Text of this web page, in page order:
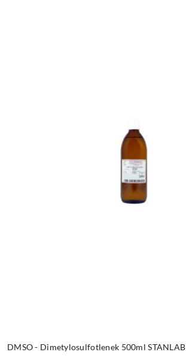
DMSO - Dimetylosulfotlenek 500ml STANLAB